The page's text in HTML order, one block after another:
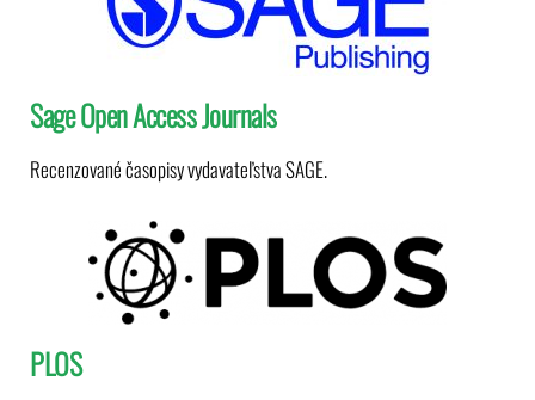
Sage Open Access Journals
Recenzované časopisy vydavateľstva SAGE.
PLOS